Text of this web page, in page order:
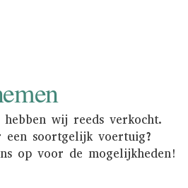
hebben wij reeds verkocht.
soortgelijk voertuig?
op voor de mogelijkheden!